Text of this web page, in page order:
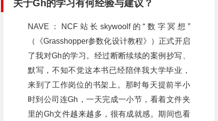
关于Gh的学习有何经验与建议？
NAVE：NCF站长skywoolf的“数字冥想”
（《Grasshopper参数化设计教程》）正式开启
了我对Gh的学习。经过断断续续的案例抄写、
默写，不知不觉这本书已经陪伴我大学毕业，
来到了工作岗位的书架上。那时每天提前半小
时到公司连Gh，一天完成一小节，看着文件夹
里的Gh文件越来越多，很有成就感。期间也看